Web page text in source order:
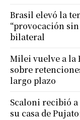
Brasil elevó la
“provocación
bilateral
Milei vuelve a la
sobre
largo plazo
Scaloni recibió
su casa de